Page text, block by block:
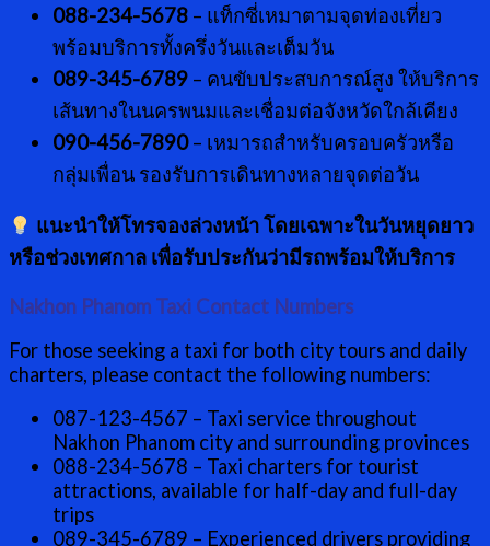
088-234-5678 – แท็กซี่เหมาตามจุดท่องเที่ยว
พร้อมบริการทั้งครึ่งวันและเต็มวัน
089-345-6789 – คนขับประสบการณ์สูง ให้บริการ
เส้นทางในนครพนมและเชื่อมต่อจังหวัดใกล้เคียง
090-456-7890– เหมารถสำหรับครอบครัวหรือ
กลุ่มเพื่อน รองรับการเดินทางหลายจุดต่อวัน
แนะนำให้โทรจองล่วงหน้า โดยเฉพาะในวันหยุดยาว
หรือช่วงเทศกาล เพื่อรับประกันว่ามีรถพร้อมให้บริการ
Nakhon Phanom Taxi Contact Numbers
For those seeking a taxi for both city tours and daily
charters, please contact the following numbers:
087-123-4567 – Taxi service throughout
Nakhon Phanom city and surrounding provinces
088-234-5678 – Taxi charters for tourist
attractions, available for half-day and full-day
trips
089-345-6789 – Experienced drivers providing